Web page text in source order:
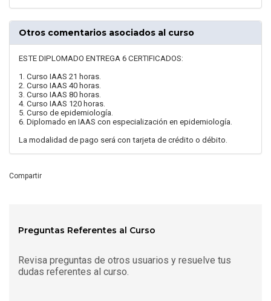
Otros comentarios asociados al curso
ESTE DIPLOMADO ENTREGA 6 CERTIFICADOS:
1. Curso IAAS 21 horas.
2. Curso IAAS 40 horas.
3. Curso IAAS 80 horas.
4. Curso IAAS 120 horas.
5. Curso de epidemiología.
6. Diplomado en IAAS con especialización en epidemiología.
La modalidad de pago será con tarjeta de crédito o débito.
Compartir
Preguntas Referentes al Curso
Revisa preguntas de otros usuarios y resuelve tus
dudas referentes al curso.